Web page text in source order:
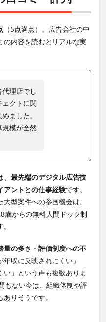
（5点満点）。広告会社の中
の内容を読むとリアルな実
代理店でし
ェクトに関
ました。
規模が全然
最先端のデジタル広告技
アントとの仕事経験です。
型案件への参画機会は、
歳からの無料人間ドック制
量の多さ・評価制度への不
収に反映されにくい」
い」という声も複数ありま
もない今は、組織体制や評
りそうです。